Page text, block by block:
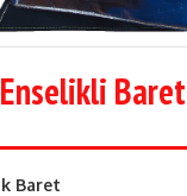
Baret
Baret